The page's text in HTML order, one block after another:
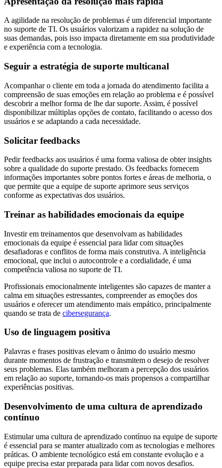
A agilidade na resolução de problemas é um diferencial importante
no suporte de TI. Os usuários valorizam a rapidez na solução de
suas demandas, pois isso impacta diretamente em sua produtividade
e experiência com a tecnologia.
Seguir a estratégia de suporte multicanal
Acompanhar o cliente em toda a jornada do atendimento facilita a
compreensão de suas emoções em relação ao problema e é possível
descobrir a melhor forma de lhe dar suporte. Assim, é possível
disponibilizar múltiplas opções de contato, facilitando o acesso dos
usuários e se adaptando a cada necessidade.
Solicitar feedbacks
Pedir feedbacks aos usuários é uma forma valiosa de obter insights
sobre a qualidade do suporte prestado. Os feedbacks fornecem
informações importantes sobre pontos fortes e áreas de melhoria, o
que permite que a equipe de suporte aprimore seus serviços
conforme as expectativas dos usuários.
Treinar as habilidades emocionais da equipe
Investir em treinamentos que desenvolvam as habilidades
emocionais da equipe é essencial para lidar com situações
desafiadoras e conflitos de forma mais construtiva. A inteligência
emocional, que inclui o autocontrole e a cordialidade, é uma
competência valiosa no suporte de TI.
Profissionais emocionalmente inteligentes são capazes de manter a
calma em situações estressantes, compreender as emoções dos
usuários e oferecer um atendimento mais empático, principalmente
quando se trata de cibersegurança.
Uso de linguagem positiva
Palavras e frases positivas elevam o ânimo do usuário mesmo
durante momentos de frustração e transmitem o desejo de resolver
seus problemas. Elas também melhoram a percepção dos usuários
em relação ao suporte, tornando-os mais propensos a compartilhar
experiências positivas.
Desenvolvimento de uma cultura de aprendizado
contínuo
Estimular uma cultura de aprendizado contínuo na equipe de suporte
é essencial para se manter atualizado com as tecnologias e melhores
práticas. O ambiente tecnológico está em constante evolução e a
equipe precisa estar preparada para lidar com novos desafios.